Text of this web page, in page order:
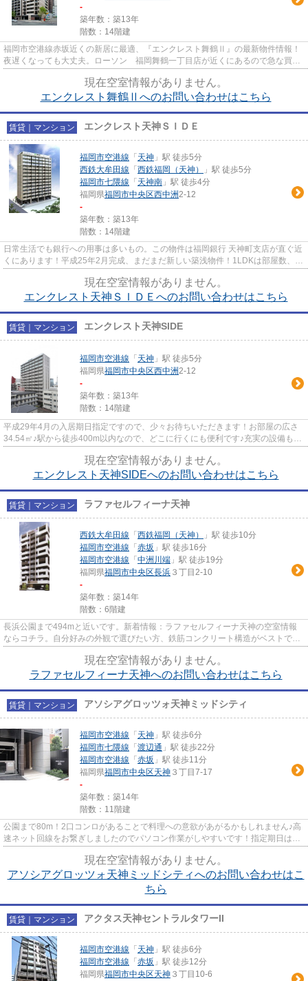
-
築年数：築13年
階数：14階建
福岡市空港線赤坂近くの新居に最適、『エンクレスト舞鶴Ⅱ』の最新物件情報！
夜遅くなっても大丈夫。ローソン 福岡舞鶴一丁目店が近くにあるので急な買い
物に困りにくい立地です！マン...
現在空室情報がありません。
エンクレスト舞鶴Ⅱへのお問い合わせはこちら
賃貸｜マンション エンクレスト天神ＳＩＤＥ
福岡市空港線 「天神 」駅 徒歩5分
西鉄大牟田線 「西鉄福岡（天神）
」駅 徒歩5分
福岡市七隈線 「天神南 」駅 徒歩4分
福岡県福岡市中央区西中洲 2-12
-
築年数：築13年
階数：14階建
日常生活でも銀行への用事は多いもの。この物件は福岡銀行 天神町支店が直ぐ近
くにあります！平成25年2月完成、まだまだ新しい築浅物件！1LDKは部屋数、広
さともに満足度の高い間取り...
現在空室情報がありません。
エンクレスト天神ＳＩＤＥへのお問い合わせはこちら
賃貸｜マンション エンクレスト天神SIDE
福岡市空港線 「天神 」駅 徒歩5分
福岡県福岡市中央区西中洲 2-12
-
築年数：築13年
階数：14階建
平成29年4月の入居期日指定ですので、少々お待ちいただきます！お部屋の広さ
34.54㎡♪駅から徒歩400m以内なので、どこに行くにも便利です♪充実の設備もあ
りながら、家賃は8.2万円です☆...
現在空室情報がありません。
エンクレスト天神SIDEへのお問い合わせはこちら
賃貸｜マンション ラファセルフィーナ天神
西鉄大牟田線 「西鉄福岡（天神）
」駅 徒歩10分
福岡市空港線 「赤坂 」駅 徒歩16分
福岡市空港線 「中洲川端 」駅 徒歩19分
福岡県福岡市中央区長浜 ３丁目2-10
-
築年数：築14年
階数：6階建
長浜公園まで494mと近いです。新着情報：ラファセルフィーナ天神の空室情報
ならコチラ。自分好みの外観で選びたい方、鉄筋コンクリート構造がベストで
す。幅広い層に好評な駅から徒歩1...
現在空室情報がありません。
ラファセルフィーナ天神へのお問い合わせはこちら
賃貸｜マンション アソシアグロッツォ天神ミッドシティ
福岡市空港線 「天神 」駅 徒歩6分
福岡市七隈線 「渡辺通 」駅 徒歩22分
福岡市空港線 「赤坂 」駅 徒歩11分
福岡県福岡市中央区天神 ３丁目7-17
-
築年数：築14年
階数：11階建
公園まで80m！2口コンロがあることで料理への意欲があがるかもしれません♪高
速ネット回線をお繋ぎしましたのでパソコン作業がしやすいです！指定期日は
2017年4月となっておりますので...
現在空室情報がありません。
アソシアグロッツォ天神ミッドシティへのお問い合わせはこ
ちら
賃貸｜マンション アクタス天神セントラルタワーII
福岡市空港線 「天神 」駅 徒歩6分
福岡市空港線 「赤坂 」駅 徒歩12分
福岡県福岡市中央区天神 ３丁目10-6